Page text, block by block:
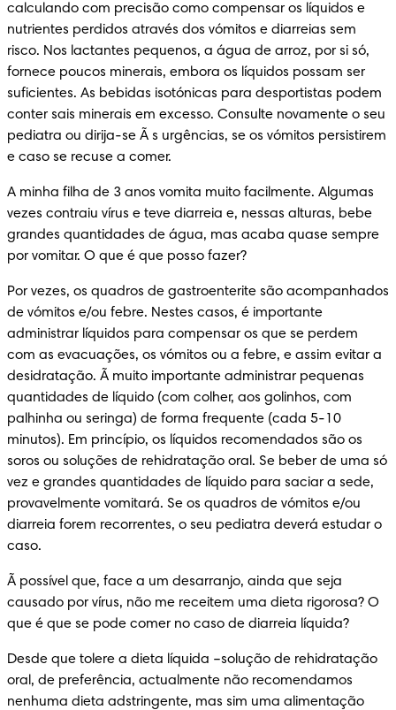
calculando com precisão como compensar os líquidos e
nutrientes perdidos através dos vómitos e diarreias sem
risco. Nos lactantes pequenos, a água de arroz, por si só,
fornece poucos minerais, embora os líquidos possam ser
suficientes. As bebidas isotónicas para desportistas podem
conter sais minerais em excesso. Consulte novamente o seu
pediatra ou dirija-se Ã s urgências, se os vómitos persistirem
e caso se recuse a comer.
A minha filha de 3 anos vomita muito facilmente. Algumas
vezes contraiu vírus e teve diarreia e, nessas alturas, bebe
grandes quantidades de água, mas acaba quase sempre
por vomitar. O que é que posso fazer?
Por vezes, os quadros de gastroenterite são acompanhados
de vómitos e/ou febre. Nestes casos, é importante
administrar líquidos para compensar os que se perdem
com as evacuações, os vómitos ou a febre, e assim evitar a
desidratação. Ã muito importante administrar pequenas
quantidades de líquido (com colher, aos golinhos, com
palhinha ou seringa) de forma frequente (cada 5-10
minutos). Em princípio, os líquidos recomendados são os
soros ou soluções de rehidratação oral. Se beber de uma só
vez e grandes quantidades de líquido para saciar a sede,
provavelmente vomitará. Se os quadros de vómitos e/ou
diarreia forem recorrentes, o seu pediatra deverá estudar o
caso.
Ã possível que, face a um desarranjo, ainda que seja
causado por vírus, não me receitem uma dieta rigorosa? O
que é que se pode comer no caso de diarreia líquida?
Desde que tolere a dieta líquida –solução de rehidratação
oral, de preferência, actualmente não recomendamos
nenhuma dieta adstringente, mas sim uma alimentação